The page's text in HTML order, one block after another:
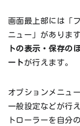
画面最上部には「
ニュー」があります
トの表示・保存の
ートが行えます。
オプションメニュ
一般設定などが行
トローラーを自分